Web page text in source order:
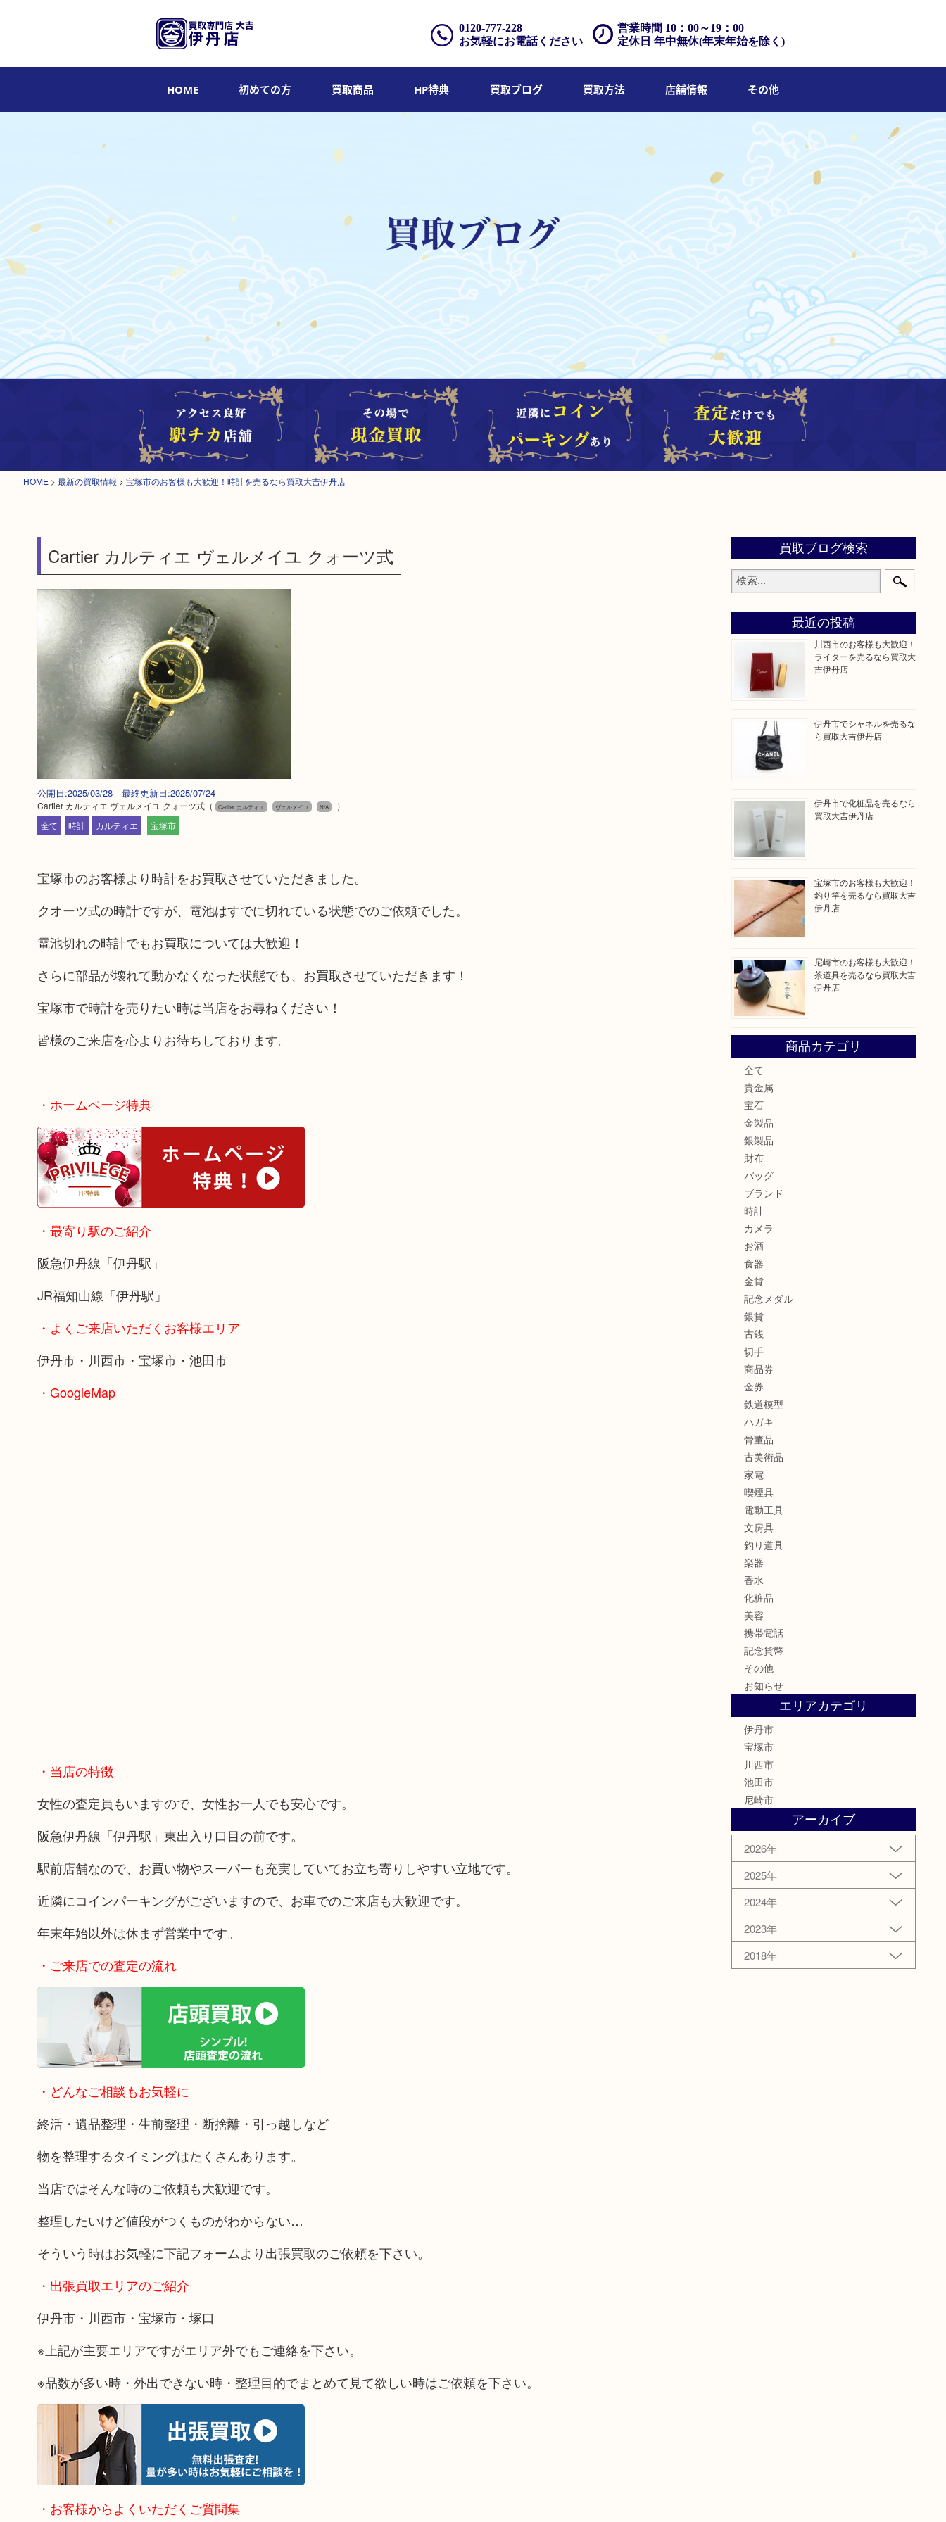
営業時間 10：00～19：00
定休日 年中無休(年末年始を除く)
0120-777-228
お気軽にお電話ください
HOME 初めての方 買取商品 HP特典 買取ブログ 買取方法 店舗情報 その他
HOME > 最新の買取情報 > 宝塚市のお客様も大歓迎！時計を売るなら買取大吉伊丹店
Cartier カルティエ ヴェルメイユ クォーツ式
公開日:2025/03/28 最終更新日:2025/07/24
Cartier カルティエ ヴェルメイユ クォーツ式（ Cartier カルティエ ヴェルメイユ N/A
）
全て
時計 カルティエ 宝塚市
宝塚市のお客様より時計をお買取させていただきました。
クオーツ式の時計ですが、電池はすでに切れている状態でのご依頼でした。
電池切れの時計でもお買取については大歓迎！
さらに部品が壊れて動かなくなった状態でも、お買取させていただきます！
宝塚市で時計を売りたい時は当店をお尋ねください！
皆様のご来店を心よりお待ちしております。
・ホームページ特典
・最寄り駅のご紹介
阪急伊丹線「伊丹駅」
JR福知山線「伊丹駅」
・よくご来店いただくお客様エリア
伊丹市・川西市・宝塚市・池田市
・GoogleMap
・当店の特徴
女性の査定員もいますので、女性お一人でも安心です。
阪急伊丹線「伊丹駅」東出入り口目の前です。
駅前店舗なので、お買い物やスーパーも充実していてお立ち寄りしやすい立地です。
近隣にコインパーキングがございますので、お車でのご来店も大歓迎です。
年末年始以外は休まず営業中です。
・ご来店での査定の流れ
・どんなご相談もお気軽に
終活・遺品整理・生前整理・断捨離・引っ越しなど
物を整理するタイミングはたくさんあります。
当店ではそんな時のご依頼も大歓迎です。
整理したいけど値段がつくものがわからない…
そういう時はお気軽に下記フォームより出張買取のご依頼を下さい。
・出張買取エリアのご紹介
伊丹市・川西市・宝塚市・塚口
※上記が主要エリアですがエリア外でもご連絡を下さい。
※品数が多い時・外出できない時・整理目的でまとめて見て欲しい時はご依頼を下さい。
・お客様からよくいただくご質問集
買取ブログ検索
最近の投稿
川西市のお客様も大歓迎！
ライターを売るなら買取大
吉伊丹店
伊丹市でシャネルを売るな
ら買取大吉伊丹店
伊丹市で化粧品を売るなら
買取大吉伊丹店
宝塚市のお客様も大歓迎！
釣り竿を売るなら買取大吉
伊丹店
尼崎市のお客様も大歓迎！
茶道具を売るなら買取大吉
伊丹店
商品カテゴリ
全て
貴金属
宝石
金製品
銀製品
財布
バッグ
ブランド
時計
カメラ
お酒
食器
金貨
記念メダル
銀貨
古銭
切手
商品券
金券
鉄道模型
ハガキ
骨董品
古美術品
家電
喫煙具
電動工具
文房具
釣り道具
楽器
香水
化粧品
美容
携帯電話
記念貨幣
その他
お知らせ
エリアカテゴリ
伊丹市
宝塚市
川西市
池田市
尼崎市
アーカイブ
2026年
2025年
2024年
2023年
2018年